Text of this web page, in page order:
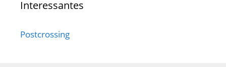
Interessantes
Postcrossing